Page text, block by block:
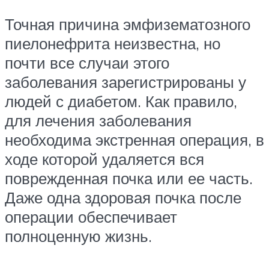
Точная причина эмфизематозного
пиелонефрита неизвестна, но
почти все случаи этого
заболевания зарегистрированы у
людей с диабетом. Как правило,
для лечения заболевания
необходима экстренная операция, в
ходе которой удаляется вся
поврежденная почка или ее часть.
Даже одна здоровая почка после
операции обеспечивает
полноценную жизнь.